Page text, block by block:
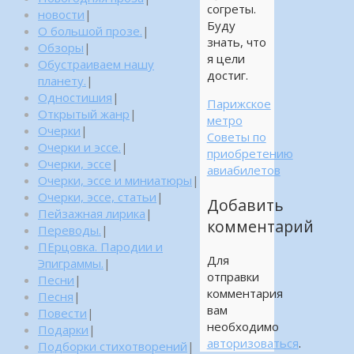
согреты.
Буду
знать, что
я цели
достиг.
Парижское
метро
Советы по
приобретению
авиабилетов
Добавить
комментарий
Для
отправки
комментария
вам
необходимо
авторизоваться.
новости |
О большой прозе. |
Обзоры |
Обустраиваем нашу
планету. |
Одностишия |
Открытый жанр |
Очерки |
Очерки и эссе. |
Очерки, эссе |
Очерки, эссе и миниатюры |
Очерки, эссе, статьи |
Пейзажная лирика |
Переводы. |
ПЕрцовка. Пародии и
Эпиграммы. |
Песни |
Песня |
Повести |
Подарки |
Подборки стихотворений |